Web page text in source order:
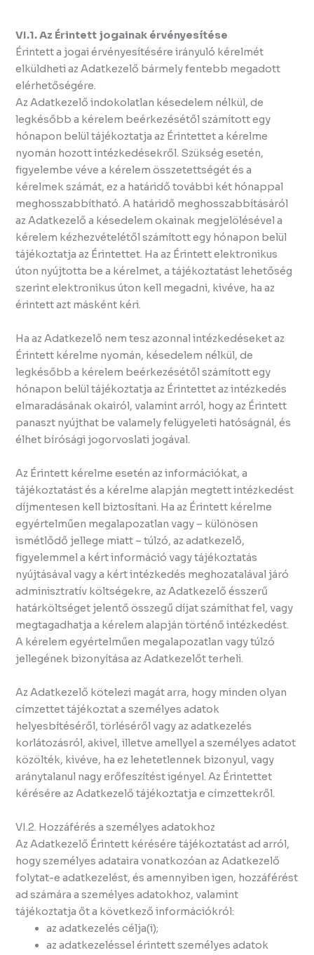
VI.1. Az Érintett jogainak érvényesítése
Érintett a jogai érvényesítésére irányuló kérelmét
elküldheti az Adatkezelő bármely fentebb megadott
elérhetőségére.
Az Adatkezelő indokolatlan késedelem nélkül, de
legkésőbb a kérelem beérkezésétől számított egy
hónapon belül tájékoztatja az Érintettet a kérelme
nyomán hozott intézkedésekről. Szükség esetén,
figyelembe véve a kérelem összetettségét és a
kérelmek számát, ez a határidő további két hónappal
meghosszabbítható. A határidő meghosszabbításáról
az Adatkezelő a késedelem okainak megjelölésével a
kérelem kézhezvételétől számított egy hónapon belül
tájékoztatja az Érintettet. Ha az Érintett elektronikus
úton nyújtotta be a kérelmet, a tájékoztatást lehetőség
szerint elektronikus úton kell megadni, kivéve, ha az
érintett azt másként kéri.
Ha az Adatkezelő nem tesz azonnal intézkedéseket az
Érintett kérelme nyomán, késedelem nélkül, de
legkésőbb a kérelem beérkezésétől számított egy
hónapon belül tájékoztatja az Érintettet az intézkedés
elmaradásának okairól, valamint arról, hogy az Érintett
panaszt nyújthat be valamely felügyeleti hatóságnál, és
élhet bírósági jogorvoslati jogával.
Az Érintett kérelme esetén az információkat, a
tájékoztatást és a kérelme alapján megtett intézkedést
díjmentesen kell biztosítani. Ha az Érintett kérelme
egyértelműen megalapozatlan vagy – különösen
ismétlődő jellege miatt – túlzó, az adatkezelő,
figyelemmel a kért információ vagy tájékoztatás
nyújtásával vagy a kért intézkedés meghozatalával járó
adminisztratív költségekre, az Adatkezelő ésszerű
határköltséget jelentő összegű díjat számíthat fel, vagy
megtagadhatja a kérelem alapján történő intézkedést.
A kérelem egyértelműen megalapozatlan vagy túlzó
jellegének bizonyítása az Adatkezelőt terheli.
Az Adatkezelő kötelezi magát arra, hogy minden olyan
címzettet tájékoztat a személyes adatok
helyesbítéséről, törléséről vagy az adatkezelés
korlátozásról, akivel, illetve amellyel a személyes adatot
közölték, kivéve, ha ez lehetetlennek bizonyul, vagy
aránytalanul nagy erőfeszítést igényel. Az Érintettet
kérésére az Adatkezelő tájékoztatja e címzettekről.
VI.2. Hozzáférés a személyes adatokhoz
Az Adatkezelő Érintett kérésére tájékoztatást ad arról,
hogy személyes adataira vonatkozóan az Adatkezelő
folytat-e adatkezelést, és amennyiben igen, hozzáférést
ad számára a személyes adatokhoz, valamint
tájékoztatja őt a következő információkról:
az adatkezelés célja(i);
az adatkezeléssel érintett személyes adatok